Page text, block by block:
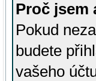
Proč jsem
Pokud
budete
vašeho